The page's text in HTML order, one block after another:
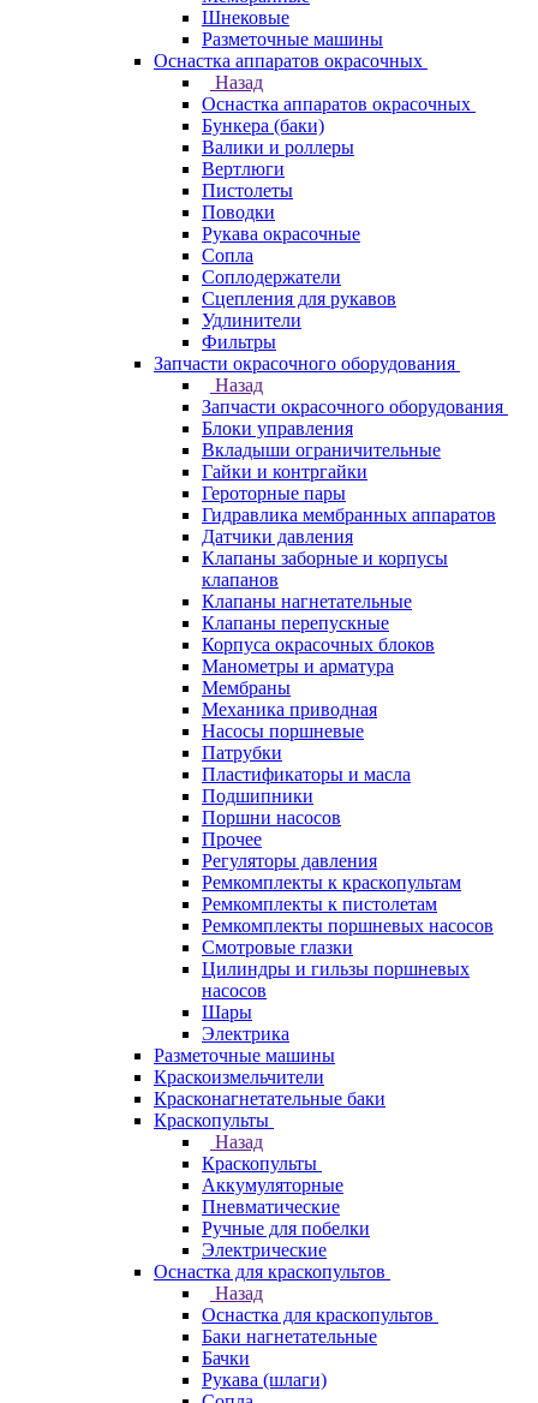
Шнековые
Разметочные машины
Оснастка аппаратов окрасочных
Назад
Оснастка аппаратов окрасочных
Бункера (баки)
Валики и роллеры
Вертлюги
Пистолеты
Поводки
Рукава окрасочные
Сопла
Соплодержатели
Сцепления для рукавов
Удлинители
Фильтры
Запчасти окрасочного оборудования
Назад
Запчасти окрасочного оборудования
Блоки управления
Вкладыши ограничительные
Гайки и контргайки
Героторные пары
Гидравлика мембранных аппаратов
Датчики давления
Клапаны заборные и корпусы
клапанов
Клапаны нагнетательные
Клапаны перепускные
Корпуса окрасочных блоков
Манометры и арматура
Мембраны
Механика приводная
Насосы поршневые
Патрубки
Пластификаторы и масла
Подшипники
Поршни насосов
Прочее
Регуляторы давления
Ремкомплекты к краскопультам
Ремкомплекты к пистолетам
Ремкомплекты поршневых насосов
Смотровые глазки
Цилиндры и гильзы поршневых
насосов
Шары
Электрика
Разметочные машины
Краскоизмельчители
Красконагнетательные баки
Краскопульты
Назад
Краскопульты
Аккумуляторные
Пневматические
Ручные для побелки
Электрические
Оснастка для краскопультов
Назад
Оснастка для краскопультов
Баки нагнетательные
Бачки
Рукава (шлаги)